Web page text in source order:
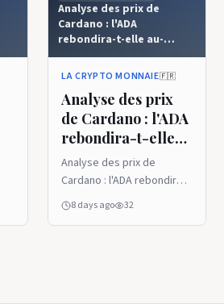
Analyse des prix de
Cardano : l'ADA
rebondira-t-elle au-
dessus de 0,18 $ ? - La
Crypto Monnaie
LA CRYPTO MONNAIE🇫🇷
Analyse des prix
de Cardano : l'ADA
rebondira-t-elle
au-dessus de 0,18
$ ? - La Crypto
Monnaie
Analyse des prix de
Cardano : l'ADA rebondira-
t-elle au-dessus de 0,18 $ ?
8 days ago 32